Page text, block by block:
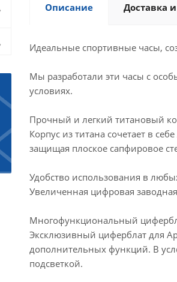
Описание Доставка
Идеальные спортивные часы,
Мы разработали эти часы с
условиях.
Прочный и легкий титановый
Корпус из титана сочетает в
защищая плоское сапфировое
Удобство использования в
Увеличенная цифровая
Многофункциональный
Эксклюзивный циферблат для
дополнительных функций. В
подсветкой.